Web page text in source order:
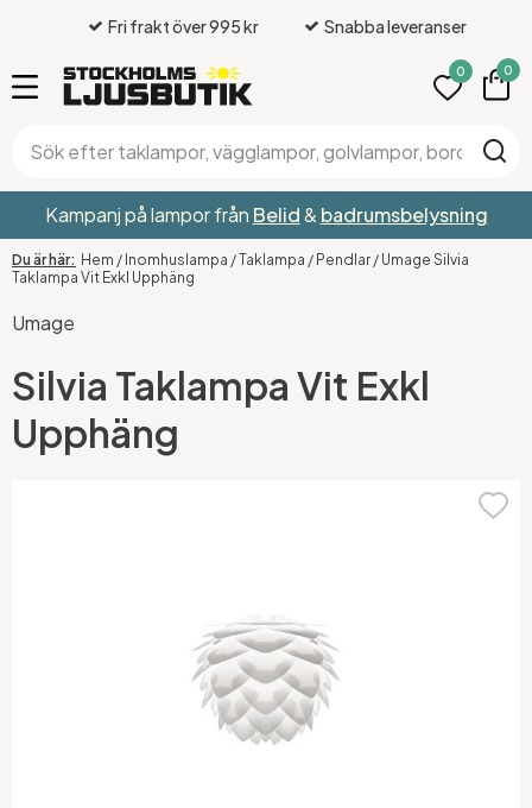
Fri frakt över 995 kr Snabba leveranser
0 0
Kampanj på lampor från Belid& badrumsbelysning
Hem / Inomhuslampa /Taklampa / Pendlar / Umage Silvia
Taklampa Vit Exkl Upphäng
Umage
Silvia Taklampa Vit Exkl
Upphäng